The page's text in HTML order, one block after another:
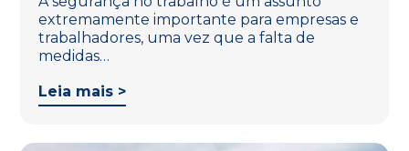
extremamente importante para empresas e
trabalhadores, uma vez que a falta de
medidas…
Leia mais >